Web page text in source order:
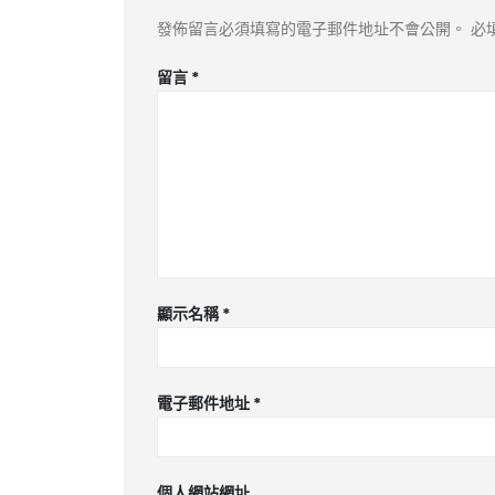
發佈留言必須填寫的電子郵件地址不會公開。 必
留言 *
顯示名稱*
電子郵件地址 *